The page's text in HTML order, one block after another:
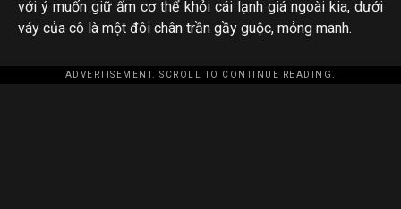
với ý muốn giữ ấm cơ thể khỏi cái lạnh giá ngoài kia, dưới
váy của cô là một đôi chân trần gầy guộc, mỏng manh.
ADVERTISEMENT. SCROLL TO CONTINUE READING.